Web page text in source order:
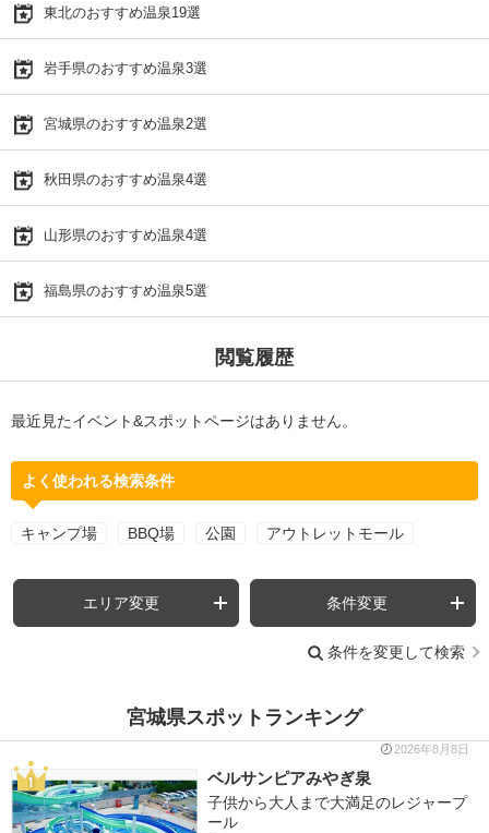
東北のおすすめ温泉19選
岩手県のおすすめ温泉3選
宮城県のおすすめ温泉2選
秋田県のおすすめ温泉4選
山形県のおすすめ温泉4選
福島県のおすすめ温泉5選
閲覧履歴
最近見たイベント&スポットページはありません。
よく使われる検索条件
キャンプ場 BBQ場 公園 アウトレットモール
エリア変更 条件変更
条件を変更して検索
宮城県スポットランキング
2026年8月8日
ベルサンピアみやぎ泉
子供から大人まで大満足のレジャープ
ール